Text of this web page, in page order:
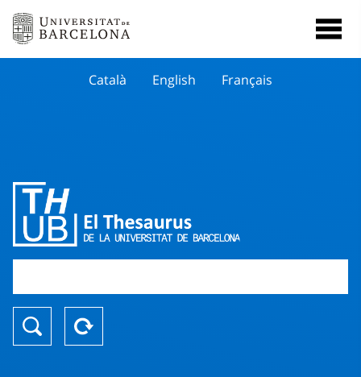
Català English Français